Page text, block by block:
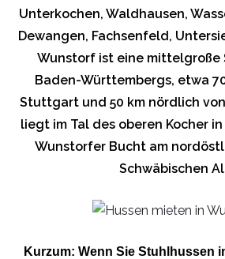
Unterkochen, Waldhausen,
Dewangen, Fachsenfeld,
Wunstorf ist eine mittelgroße
Baden-Württembergs, etwa
Stuttgart und 50 km nördlich
liegt im Tal des oberen Kocher
Wunstorfer Bucht am
Schwäbischen
Kurzum: Wenn Sie Stuhlhussen